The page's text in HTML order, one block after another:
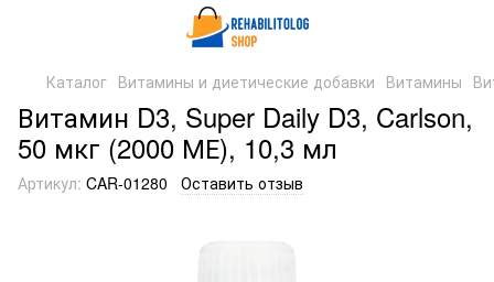
Каталог Витамины и диетические добавки Витамины
Витамин D3, Super Daily D3, Carlson,
50 мкг (2000 МЕ), 10,3 мл
Артикул: CAR-01280 Оставить отзыв